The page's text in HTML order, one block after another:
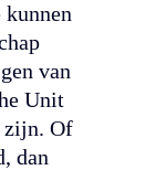
kunnen
van
Unit
zijn. Of
dan